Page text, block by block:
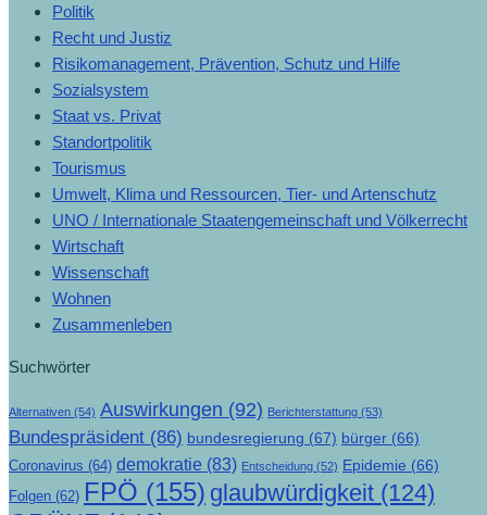
Politik
Recht und Justiz
Risikomanagement, Prävention, Schutz und Hilfe
Sozialsystem
Staat vs. Privat
Standortpolitik
Tourismus
Umwelt, Klima und Ressourcen, Tier- und Artenschutz
UNO / Internationale Staatengemeinschaft und Völkerrecht
Wirtschaft
Wissenschaft
Wohnen
Zusammenleben
Suchwörter
Alternativen (54) Auswirkungen (92) Berichterstattung (53)
Bundespräsident (86) bundesregierung (67) bürger (66)
Coronavirus (64) demokratie (83) Entscheidung (52) Epidemie (66)
Folgen (62) FPÖ (155) glaubwürdigkeit (124)